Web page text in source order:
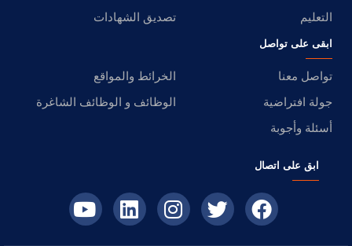
التعليم
تصديق الشهادات
ابقى على تواصل
تواصل معنا
الخرائط والمواقع
جولة افتراضية
الوظائف و الوظائف الشاغرة
أسئلة وأجوبة
ابق على اتصال